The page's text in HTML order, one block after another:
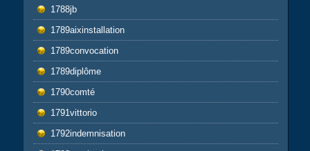
1788jb
1789aixinstallation
1789convocation
1789diplôme
1790comté
1791vittorio
1792indemnisation